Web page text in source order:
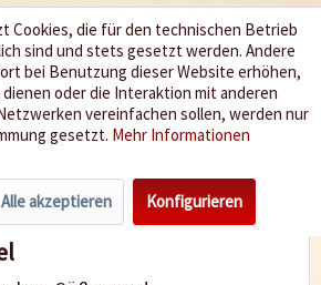
würzen Ihr Leben
Cookies, die für den technischen Betrieb
sind und stets gesetzt werden. Andere
bei Benutzung dieser Website erhöhen,
oder die Interaktion mit anderen
vereinfachen sollen, werden nur
gesetzt. Mehr Informationen
Alle akzeptieren Konfigurieren